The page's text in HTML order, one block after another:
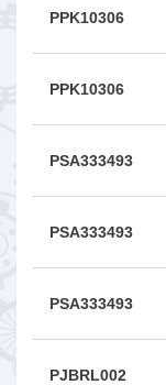
PPK10306
PPK10306
PSA333493
PSA333493
PSA333493
PJBRL002